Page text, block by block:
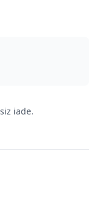
iade.